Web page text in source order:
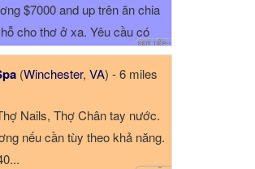
$7000 and up trên ăn chia
cho thợ ở xa. Yêu cầu có
(Winchester, VA) - 6 miles
Nails, Thợ Chân tay nước.
nếu cần tùy theo khả năng.